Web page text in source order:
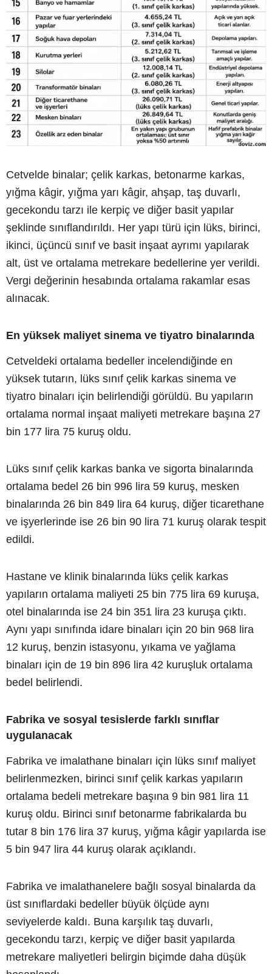
Cetvelde binalar; çelik karkas, betonarme karkas,
yığma kâgir, yığma yarı kâgir, ahşap, taş duvarlı,
gecekondu tarzı ile kerpiç ve diğer basit yapılar
şeklinde sınıflandırıldı. Her yapı türü için lüks, birinci,
ikinci, üçüncü sınıf ve basit inşaat ayrımı yapılarak
alt, üst ve ortalama metrekare bedellerine yer verildi.
Vergi değerinin hesabında ortalama rakamlar esas
alınacak.
En yüksek maliyet sinema ve tiyatro binalarında
Cetveldeki ortalama bedeller incelendiğinde en
yüksek tutarın, lüks sınıf çelik karkas sinema ve
tiyatro binaları için belirlendiği görüldü. Bu yapıların
ortalama normal inşaat maliyeti metrekare başına 27
bin 177 lira 75 kuruş oldu.
Lüks sınıf çelik karkas banka ve sigorta binalarında
ortalama bedel 26 bin 996 lira 59 kuruş, mesken
binalarında 26 bin 849 lira 64 kuruş, diğer ticarethane
ve işyerlerinde ise 26 bin 90 lira 71 kuruş olarak tespit
edildi.
Hastane ve klinik binalarında lüks çelik karkas
yapıların ortalama maliyeti 25 bin 775 lira 69 kuruşa,
otel binalarında ise 24 bin 351 lira 23 kuruşa çıktı.
Aynı yapı sınıfında idare binaları için 20 bin 968 lira
12 kuruş, benzin istasyonu, yıkama ve yağlama
binaları için de 19 bin 896 lira 42 kuruşluk ortalama
bedel belirlendi.
Fabrika ve sosyal tesislerde farklı sınıflar
uygulanacak
Fabrika ve imalathane binaları için lüks sınıf maliyet
belirlenmezken, birinci sınıf çelik karkas yapıların
ortalama bedeli metrekare başına 9 bin 981 lira 11
kuruş oldu. Birinci sınıf betonarme fabrikalarda bu
tutar 8 bin 176 lira 37 kuruş, yığma kâgir yapılarda ise
5 bin 947 lira 44 kuruş olarak açıklandı.
Fabrika ve imalathanelere bağlı sosyal binalarda da
üst sınıflardaki bedeller büyük ölçüde aynı
seviyelerde kaldı. Buna karşılık taş duvarlı,
gecekondu tarzı, kerpiç ve diğer basit yapılarda
metrekare maliyetleri belirgin biçimde daha düşük